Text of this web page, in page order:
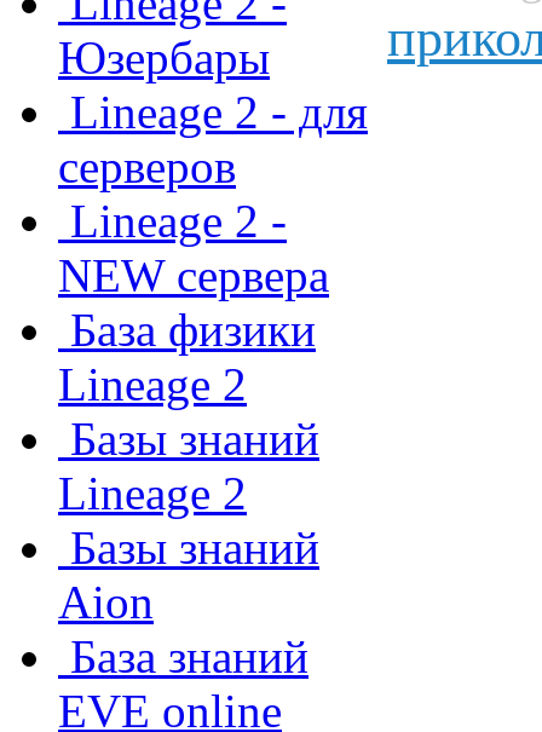
Юзербары
Lineage 2 - для
серверов
Lineage 2 -
NEW сервера
База физики
Lineage 2
Базы знаний
Lineage 2
Базы знаний
Aion
База знаний
EVE online